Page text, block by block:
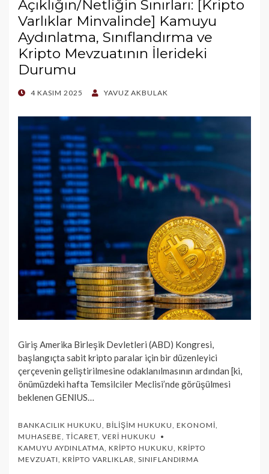
Açıklığın/Netliğin Sınırları: [Kripto
Varlıklar Minvalinde] Kamuyu
Aydınlatma, Sınıflandırma ve
Kripto Mevzuatının İlerideki
Durumu
POSTED
4 KASIM 2025 YAVUZ AKBULAK
Giriş Amerika Birleşik Devletleri (ABD) Kongresi,
başlangıçta sabit kripto paralar için bir düzenleyici
çerçevenin geliştirilmesine odaklanılmasının ardından [ki,
önümüzdeki hafta Temsilciler Meclisi’nde görüşülmesi
beklenen GENIUS…
BANKACILIK HUKUKU, BILIŞIM HUKUKU, EKONOMI,
MUHASEBE, TICARET, VERI HUKUKU
KAMUYU AYDINLATMA, KRIPTO HUKUKU, KRIPTO
MEVZUATI, KRIPTO VARLIKLAR, SINIFLANDIRMA